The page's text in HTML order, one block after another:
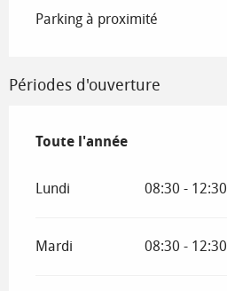
Parking à proximité
Périodes d'ouverture
Toute l'année
Toute l'année
Lundi 08:30 - 12:30
Mardi 08:30 - 12:30